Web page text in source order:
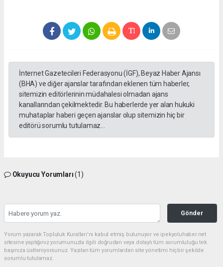
İnternet Gazetecileri Federasyonu (İGF), Beyaz Haber Ajansı
(BHA) ve diğer ajanslar tarafından eklenen tüm haberler,
sitemizin editörlerinin müdahalesi olmadan ajans
kanallarından çekilmektedir. Bu haberlerde yer alan hukuki
muhataplar haberi geçen ajanslar olup sitemizin hiç bir
editörü sorumlu tutulamaz...
Okuyucu Yorumları(1)
Gönder
Yorum yazarak Topluluk Kuralları’nı kabul etmiş bulunuyor ve ipekyoluhaber.net
sitesine yaptığınız yorumunuzla ilgili doğrudan veya dolaylı tüm sorumluluğu tek
başınıza üstleniyorsunuz. Yazılan tüm yorumlardan site yönetimi hiçbir şekilde
sorumlu tutulamaz.